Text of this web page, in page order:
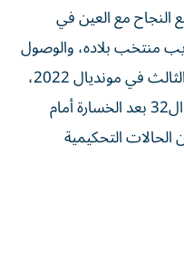
مع العين في
منتخب بلاده، والوصول
إلى نهائي مونديال 2018، والمركز الثالث في مونديال 2022،
بينما ودع مونديال 2026 من الدور ال32 بعد الخسارة أمام
التحكيمية